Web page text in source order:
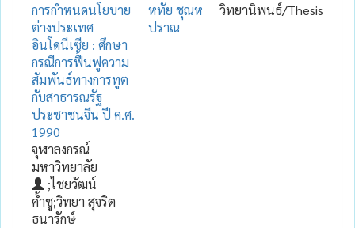
การกำหนดนโยบาย
ต่างประเทศ
อินโดนีเซีย : ศึกษา
กรณีการฟื้นฟูความ
สัมพันธ์ทางการทูต
กับสาธารณรัฐ
ประชาชนจีน ปี ค.ศ.
1990
จุฬาลงกรณ์
มหาวิทยาลัย
;ไชยวัฒน์
ค้ำชู;วิทยา สุจริต
ธนารักษ์
หทัย ชุณห
ปราณ
วิทยานิพนธ์/Thesis